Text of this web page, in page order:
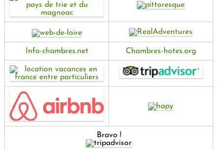
Info-chambres.net Chambres-hotes.org
Bravo !